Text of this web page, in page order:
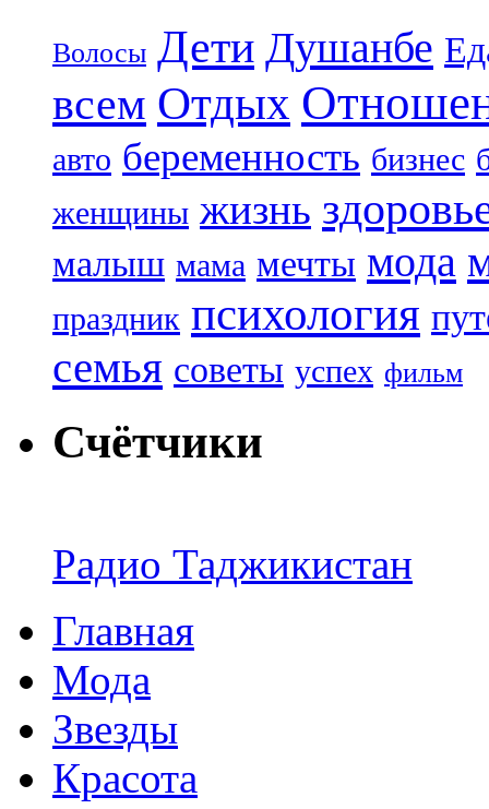
Волосы Дети Душанбе
всем Отдых
авто беременность бизнес
женщины жизнь
малыш мама мечты мода
праздник психология
семья советы успех фильм
Счётчики
Радио Таджикистан
Главная
Мода
Звезды
Красота